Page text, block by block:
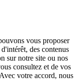
vous proposer
des contenus
sur notre site ou nos
consultez et de vos
votre accord, nous